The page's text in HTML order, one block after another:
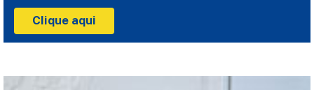
Clique aqui